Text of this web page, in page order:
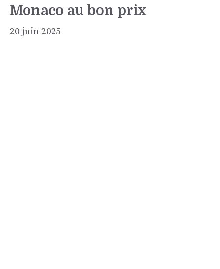
Monaco au bon prix
20 juin 2025